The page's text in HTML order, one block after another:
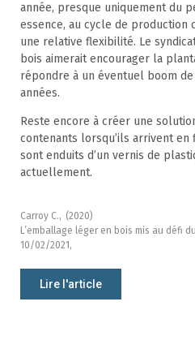
année, presque uniquement du
essence, au cycle de production
une relative flexibilité. Le
bois aimerait encourager la
répondre à un éventuel boom
années.
Reste encore à créer une
contenants lorsqu’ils arrivent en
sont enduits d’un vernis de
actuellement.
Carroy C., (2020)
L’emballage léger en bois mis au défi
10/02/2021,
Lire l'article